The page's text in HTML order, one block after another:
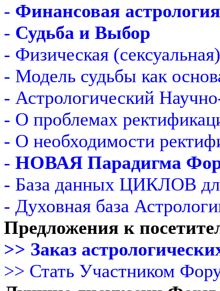
- Финансовая астрология
- Судьба и Выбор
- Физическая
- Модель судьбы как
- Астрологический
- О проблемах
- О необходимости
- НОВАЯ Парадигма
- База данных ЦИКЛОВ
- Духовная база
Предложения к
>> Заказ
>> Стать Участником